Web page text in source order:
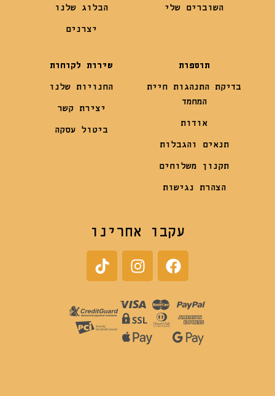
השוברים שלי הבלוג שלנו
יצרנים
תוספות
בדיקת התנהגות חיית
המחמד
אודות
תנאים והגבלות
תקנון משלוחים
הצהרת נגישות
שירות לקוחות
החנויות שלנו
יצירת קשר
ביטול עסקה
עקבו אחרינו